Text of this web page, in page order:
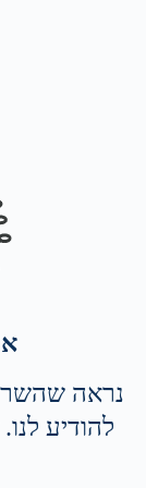
נראה
להודיע